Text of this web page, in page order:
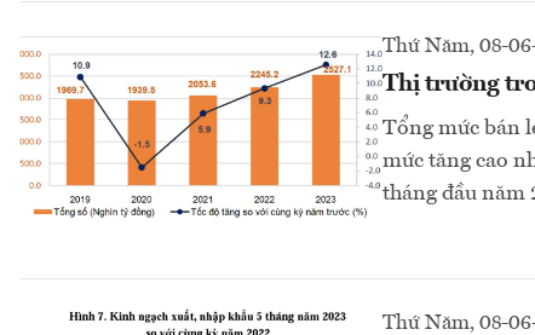
Thứ Năm, 08-
Thị trường
Tổng mức bán
mức tăng cao
tháng đầu năm
Thứ Năm, 08-